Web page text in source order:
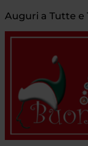
Auguri a Tutte e